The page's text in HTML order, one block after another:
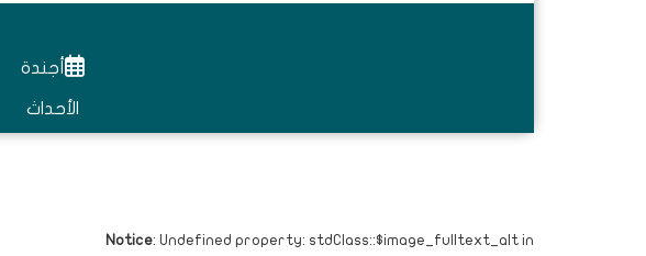
أجندة
الأحداث
Notice: Undefined property: stdClass::$image_fulltext_alt in